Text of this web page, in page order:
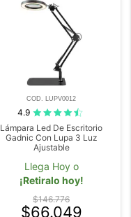
COD. LUPV0012
4.9
Lámpara Led De Escritorio
Gadnic Con Lupa 3 Luz
Ajustable
Llega Hoy o
¡Retiralo hoy!
$146.776
$66.049